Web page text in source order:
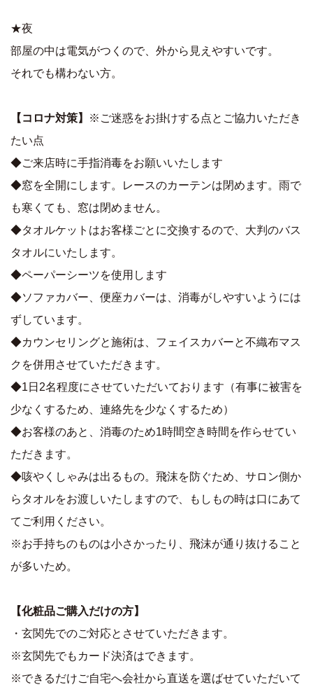
★夜
部屋の中は電気がつくので、外から見えやすいです。
それでも構わない方。
【コロナ対策】
※ご迷惑をお掛けする点とご協力いただき
たい点
◆ご来店時に手指消毒をお願いいたします
◆窓を全開にします。レースのカーテンは閉めます。雨で
も寒くても、窓は閉めません。
◆タオルケットはお客様ごとに交換するので、大判のバス
タオルにいたします。
◆ペーパーシーツを使用します
◆ソファカバー、便座カバーは、消毒がしやすいようには
ずしています。
◆カウンセリングと施術は、フェイスカバーと不織布マス
クを併用させていただきます。
◆1日2名程度にさせていただいております（有事に被害を
少なくするため、連絡先を少なくするため）
◆お客様のあと、消毒のため1時間空き時間を作らせてい
ただきます。
◆咳やくしゃみは出るもの。飛沫を防ぐため、サロン側か
らタオルをお渡しいたしますので、もしもの時は口にあて
てご利用ください。
※お手持ちのものは小さかったり、飛沫が通り抜けること
が多いため。
【化粧品ご購入だけの方】
・玄関先でのご対応とさせていただきます。
※玄関先でもカード決済はできます。
※できるだけご自宅へ会社から直送を選ばせていただいて